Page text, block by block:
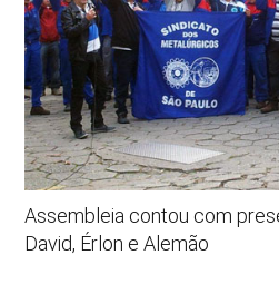
Assembleia contou com
David, Érlon e Alemão